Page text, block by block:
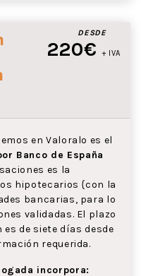
DESDE
220€ + IVA
en Valoralo es el
Banco de España
es la
hipotecarios {con la
bancarias, para lo
validadas. El plazo
de siete días desde
requerida.
incorpora: